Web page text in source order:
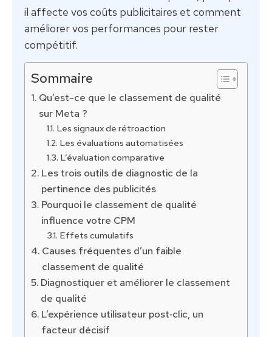
il affecte vos coûts publicitaires et comment
améliorer vos performances pour rester
compétitif.
Sommaire
Qu’est-ce que le classement de qualité
sur Meta ?
Les signaux de rétroaction
Les évaluations automatisées
L’évaluation comparative
Les trois outils de diagnostic de la
pertinence des publicités
Pourquoi le classement de qualité
influence votre CPM
Effets cumulatifs
Causes fréquentes d’un faible
classement de qualité
Diagnostiquer et améliorer le classement
de qualité
L’expérience utilisateur post‑clic, un
facteur décisif